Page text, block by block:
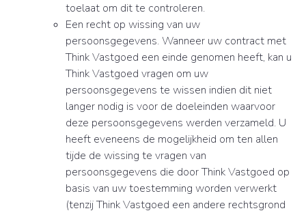
toelaat om dit te controleren.
Een recht op wissing van uw
persoonsgegevens. Wanneer uw contract met
Think Vastgoed een einde genomen heeft, kan u
Think Vastgoed vragen om uw
persoonsgegevens te wissen indien dit niet
langer nodig is voor de doeleinden waarvoor
deze persoonsgegevens werden verzameld. U
heeft eveneens de mogelijkheid om ten allen
tijde de wissing te vragen van
persoonsgegevens die door Think Vastgoed op
basis van uw toestemming worden verwerkt
(tenzij Think Vastgoed een andere rechtsgrond